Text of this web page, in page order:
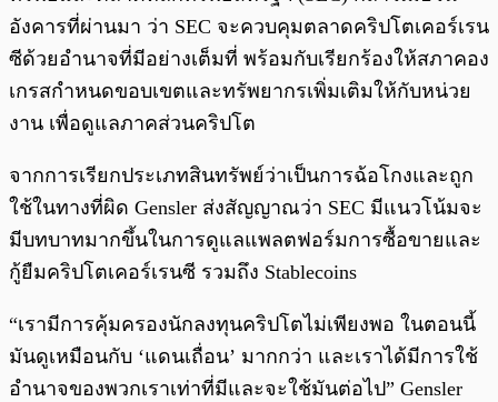
อังคารที่ผ่านมา ว่า SEC จะควบคุมตลาดคริปโตเคอร์เรน
ซีด้วยอำนาจที่มีอย่างเต็มที่ พร้อมกับเรียกร้องให้สภาคอง
เกรสกำหนดขอบเขตและทรัพยากรเพิ่มเติมให้กับหน่วย
งาน เพื่อดูแลภาคส่วนคริปโต
จากการเรียกประเภทสินทรัพย์ว่าเป็นการฉ้อโกงและถูก
ใช้ในทางที่ผิด Gensler ส่งสัญญาณว่า SEC มีแนวโน้มจะ
มีบทบาทมากขึ้นในการดูแลแพลตฟอร์มการซื้อขายและ
กู้ยืมคริปโตเคอร์เรนซี รวมถึง Stablecoins
“เรามีการคุ้มครองนักลงทุนคริปโตไม่เพียงพอ ในตอนนี้
มันดูเหมือนกับ ‘แดนเถื่อน’ มากกว่า และเราได้มีการใช้
อำนาจของพวกเราเท่าที่มีและจะใช้มันต่อไป” Gensler